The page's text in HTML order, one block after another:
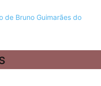
de Bruno Guimarães do